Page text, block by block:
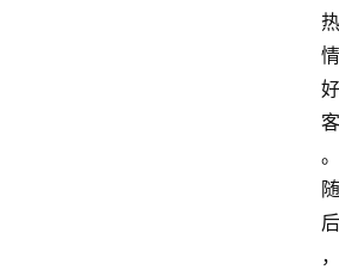
热
情
好
客
。
随
后
，